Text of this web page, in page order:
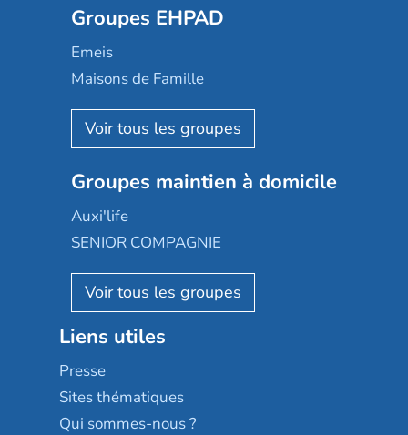
Mobicap
Domusvi
Happy Senior
Aquarelia
Nexity edenea
Les jardins d'Arcadie
Occitalia
Appartseniors
Reseda
Stella management
Les villages d'or
Sérénys
Résidences services Villa Médicis
Groupes EHPAD
Emeis
Maisons de Famille
Korian
Emera
Groupe SOS
Le Noble Âge
Almage
Résidalya
Groupe aplus
Groupes maintien à domicile
Auxi'life
SENIOR COMPAGNIE
AGE D'OR Services
Liens utiles
Presse
Sites thématiques
Qui sommes-nous ?